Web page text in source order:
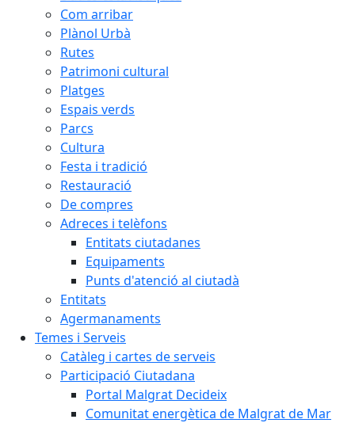
Com arribar
Plànol Urbà
Rutes
Patrimoni cultural
Platges
Espais verds
Parcs
Cultura
Festa i tradició
Restauració
De compres
Adreces i telèfons
Entitats ciutadanes
Equipaments
Punts d'atenció al ciutadà
Entitats
Agermanaments
Temes i Serveis
Catàleg i cartes de serveis
Participació Ciutadana
Portal Malgrat Decideix
Comunitat energètica de Malgrat de Mar